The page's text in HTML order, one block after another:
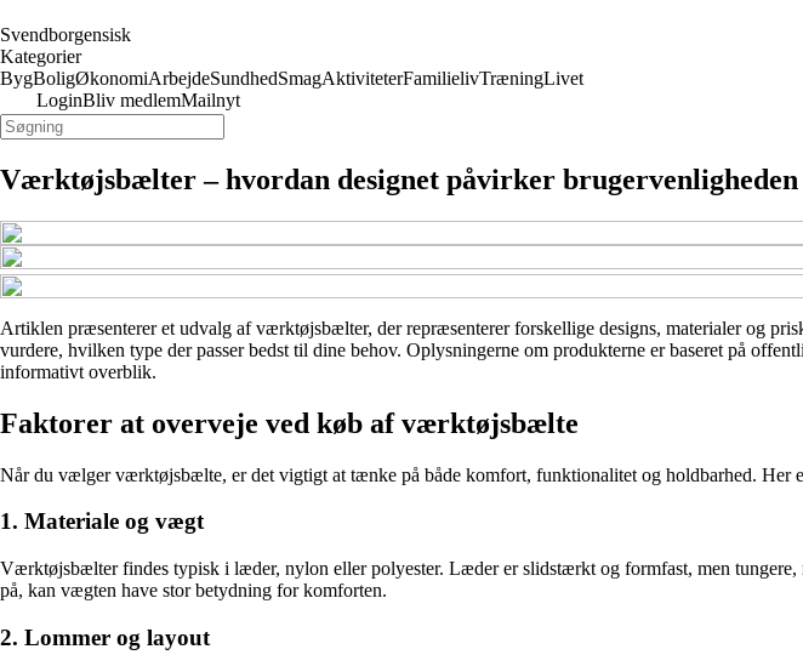
Svendborgensisk
Kategorier
BygBoligØkonomiArbejdeSundhedSmagAktiviteterFamilielivTræningLivet
LoginBliv medlemMailnyt
Værktøjsbælter – hvordan designet påvirker brugervenligheden
Artiklen præsenterer et udvalg af værktøjsbælter, der repræsenterer forskellige designs, materialer og
vurdere, hvilken type der passer bedst til dine behov. Oplysningerne om produkterne er baseret på
informativt overblik.
Faktorer at overveje ved køb af værktøjsbælte
Når du vælger værktøjsbælte, er det vigtigt at tænke på både komfort, funktionalitet og holdbarhed. Her
1. Materiale og vægt
Værktøjsbælter findes typisk i læder, nylon eller polyester. Læder er slidstærkt og formfast, men
på, kan vægten have stor betydning for komforten.
2. Lommer og layout